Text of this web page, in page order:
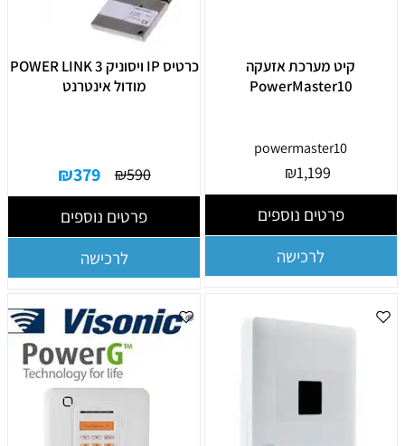
קיט מערכת אזעקה
PowerMaster10
powermaster10
₪1,199
פרטים נוספים
לרכישה
כרטיס IP ויסוניק POWER LINK 3
מודול אינטרנט
₪590
₪379
פרטים נוספים
לרכישה